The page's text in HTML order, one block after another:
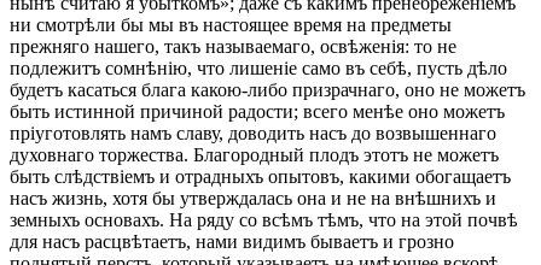
ни смотрѣли бы мы въ настоящее время на предметы
прежняго нашего, такъ называемаго, освѣженія: то не
подлежитъ сомнѣнію, что лишеніе само въ себѣ, пусть дѣло
будетъ касаться блага какою-либо призрачнаго, оно не можетъ
быть истинной причиной радости; всего менѣе оно можетъ
пріуготовлять намъ славу, доводить насъ до возвышеннаго
духовнаго торжества. Благородный плодъ этотъ не можетъ
быть слѣдствіемъ и отрадныхъ опытовъ, какими обогащаетъ
насъ жизнь, хотя бы утверждалась она и не на внѣшнихъ и
земныхъ основахъ. На ряду со всѣмъ тѣмъ, что на этой почвѣ
для насъ расцвѣтаетъ, нами видимъ бываетъ и грозно